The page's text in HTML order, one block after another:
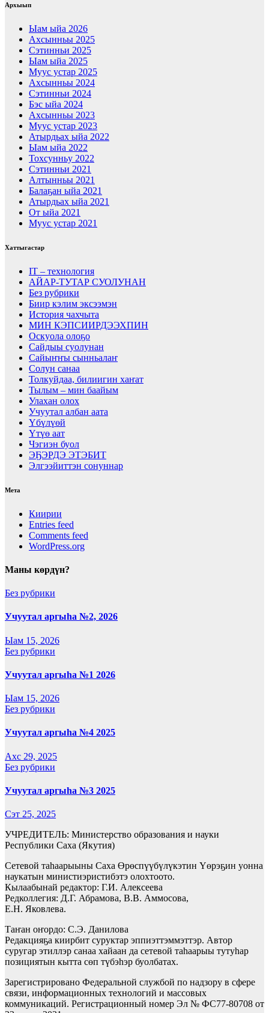
Архыып
Ыам ыйа 2026
Ахсынньы 2025
Сэтинньи 2025
Ыам ыйа 2025
Муус устар 2025
Ахсынньы 2024
Сэтинньи 2024
Бэс ыйа 2024
Ахсынньы 2023
Муус устар 2023
Атырдьах ыйа 2022
Ыам ыйа 2022
Тохсунньу 2022
Сэтинньи 2021
Алтынньы 2021
Балаҕан ыйа 2021
Атырдьах ыйа 2021
От ыйа 2021
Муус устар 2021
Хаттыгастар
IT – технология
АЙАР-ТУТАР СУОЛУНАН
Без рубрики
Биир кэлим эксээмэн
История чахчыта
МИН КЭПСИИРДЭЭХПИН
Оскуола олоҕо
Сайдыы суолунан
Сайыҥҥы сынньалаҥ
Солун санаа
Толкуйдаа, билиигин хаҥат
Тылым – мин баайым
Улахан олох
Учуутал албан аата
Үбүлүөй
Үтүө аат
Чэгиэн буол
ЭҔЭРДЭ ЭТЭБИТ
Элгээйиттэн сонуннар
Мета
Киирии
Entries feed
Comments feed
WordPress.org
Маны көрдүн?
Без рубрики
Учуутал аргыһа №2, 2026
Ыам 15, 2026
Без рубрики
Учуутал аргыһа №1 2026
Ыам 15, 2026
Без рубрики
Учуутал аргыһа №4 2025
Ахс 29, 2025
Без рубрики
Учуутал аргыһа №3 2025
Сэт 25, 2025
УЧРЕДИТЕЛЬ: Министерство образования и науки
Республики Саха (Якутия)
Сетевой таһаарыыны Саха Өрөспүүбүлүкэтин Үөрэҕин уонна
наукатын министиэристибэтэ олохтоото.
Кылаабынай редактор: Г.И. Алексеева
Редколлегия: Д.Г. Абрамова, В.В. Аммосова,
Е.Н. Яковлева.
Таҥан оҥордо: С.Э. Данилова
Редакцияҕа киирбит суруктар эппиэттэммэттэр. Автор
суругар этиллэр санаа хайаан да сетевой таһаарыы тутуһар
позициятын кытта сөп түбэһэр буолбатах.
Зарегистрировано Федеральной службой по надзору в сфере
связи, информационных технологий и массовых
коммуникаций. Регистрационный номер Эл № ФС77-80708 от